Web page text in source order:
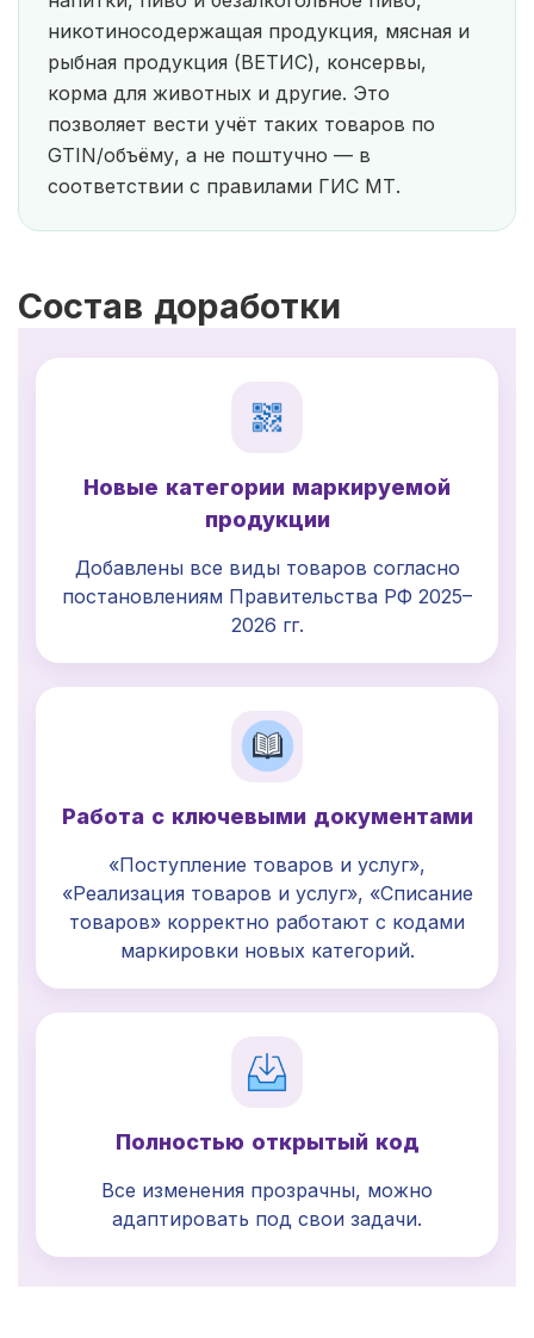
никотиносодержащая продукция, мясная и
рыбная продукция (ВЕТИС), консервы,
корма для животных и другие. Это
позволяет вести учёт таких товаров по
GTIN/объёму, а не поштучно — в
соответствии с правилами ГИС МТ.
Состав доработки
Новые категории маркируемой
продукции
Добавлены все виды товаров согласно
постановлениям Правительства РФ 2025–
2026 гг.
Работа с ключевыми документами
«Поступление товаров и услуг»,
«Реализация товаров и услуг», «Списание
товаров» корректно работают с кодами
маркировки новых категорий.
Полностью открытый код
Все изменения прозрачны, можно
адаптировать под свои задачи.